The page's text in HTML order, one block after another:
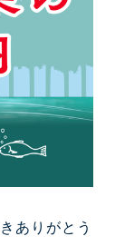
ありがとう